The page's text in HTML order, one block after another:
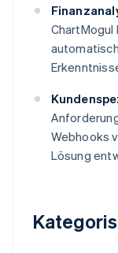
ChartMogul
Webhooks
Lösung